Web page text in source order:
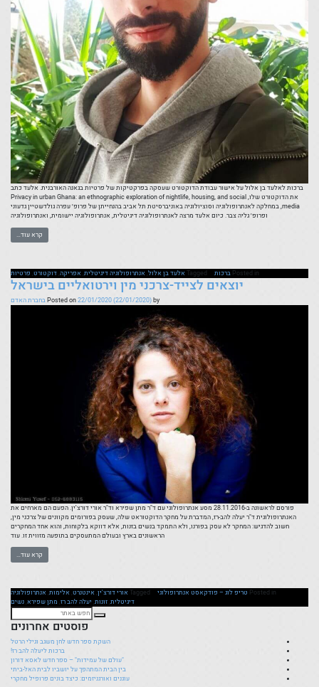
ברכות לאלעד בן אלול על אישור עבודת הדוקטורט שעסקה בפרקטיקות של פרטיות בגאנה האורבנית. אלעד כתב
את הדוקטורט שלו, Privacy in urban Ghana: an ethnographic exploration of nightlife, housing, and social
media, במחלקה לאנתרופולוגיה וסוציולוגיה באוניברסיטת תל אביב בהנחייתן של פרופ׳ עפרה גולדשטיין גדעוני
ופרופ׳ גליה צבר. כיום אלעד מרצה לאנתרופולוגיה דיגיטלית, אנתרופולוגיה יישומית, ואנתרופולוגיה
קרא עוד…
Posted in ברכות Taggedאלעד בן אלול אנתרופולוגיה דיגיטלית אפריקה דוקטורט פרטיות
יוצאים לצייד-צרכני מין וירטואליים בישראל
Posted on22/01/2020(22/01/2020)by בחברת האדם
פורסם לראשונה ב-28.11.2016 מסע אנתרופולוגי עם ד"ר מתן שפירא וד"ר אורי דורצ'ין. הפעם הם מארחים את
האנתרופולוגית ד"ר יעלה להב-רז, המדברת על מחקר הדוקטוראט שלה, שעסק בפורומים מקוונים של צרכני מין,
חשוב להדגיש: המחקר לא עסק בפורנו, ולא התמקד בנשים בזנות, אלא דווקא בלקוחות, והוא אחד המחקרים
הראשונים בארץ ובעולם המתעסקים בתופעה מזווית זו. עוד
קרא עוד…
Posted in טריפ לוג – פודקאסט אנתרופולוגי Taggedאורי דורצ'ין,אינטנרט,אלימות,אנתרופולוגיה
דיגיטלית,זונות, יעלה להב רז, מתן שפירא,נשים
פוסטים אחרונים
השקת ספר חדש לחן משגב וגילי הרטל
ברכות ליעלה להב רז!
"עולם של עמידות" – ספר חדש לאסא דורון
בין הבית המתהפך על יושביו לבית האל-ביתי
עוגנים ואורגניזמים: כיצד בונים פרופיל מחקרי